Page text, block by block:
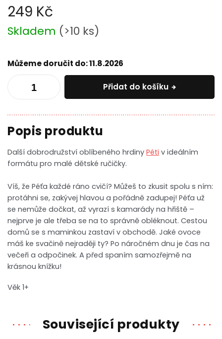
249 Kč
Měrná
cena:
Skladem (>10 ks)
Můžeme doručit do:11.8.2026
Přidat do košíku
Další dobrodružství oblíbeného hrdiny Péti v ideálním
formátu pro malé dětské ručičky.
Víš, že Péťa každé ráno cvičí? Můžeš to zkusit spolu s ním:
protáhni se, zakývej hlavou a pořádně zadupej! Péťa už
se nemůže dočkat, až vyrazí s kamarády na hřiště –
nejprve je ale třeba se na to správně obléknout. Cestou
domů se s maminkou zastaví v obchodě. Jaké ovoce
máš ke svačině nejraději ty? Po náročném dnu je čas na
večeři a odpočinek. A před spaním samozřejmě na
krásnou knížku!
Věk 1+
Související produkty